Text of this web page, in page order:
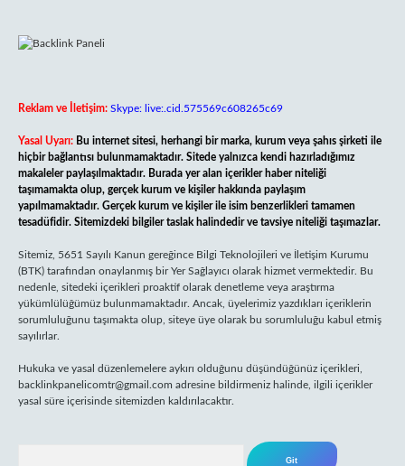
Reklam ve İletişim: Skype: live:.cid.575569c608265c69
Yasal Uyarı: Bu internet sitesi, herhangi bir marka, kurum veya şahıs şirketi ile
hiçbir bağlantısı bulunmamaktadır. Sitede yalnızca kendi hazırladığımız
makaleler paylaşılmaktadır. Burada yer alan içerikler haber niteliği
taşımamakta olup, gerçek kurum ve kişiler hakkında paylaşım
yapılmamaktadır. Gerçek kurum ve kişiler ile isim benzerlikleri tamamen
tesadüfidir. Sitemizdeki bilgiler taslak halindedir ve tavsiye niteliği taşımazlar.
Sitemiz, 5651 Sayılı Kanun gereğince Bilgi Teknolojileri ve İletişim Kurumu
(BTK) tarafından onaylanmış bir Yer Sağlayıcı olarak hizmet vermektedir. Bu
nedenle, sitedeki içerikleri proaktif olarak denetleme veya araştırma
yükümlülüğümüz bulunmamaktadır. Ancak, üyelerimiz yazdıkları içeriklerin
sorumluluğunu taşımakta olup, siteye üye olarak bu sorumluluğu kabul etmiş
sayılırlar.
Hukuka ve yasal düzenlemelere aykırı olduğunu düşündüğünüz içerikleri,
backlinkpanelicomtr@gmail.com adresine bildirmeniz halinde, ilgili içerikler
yasal süre içerisinde sitemizden kaldırılacaktır.